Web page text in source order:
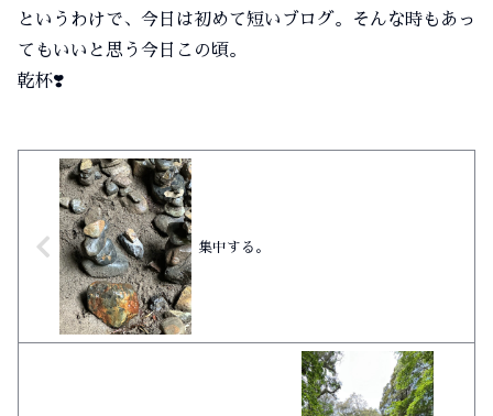
というわけで、今日は初めて短いブログ。そんな時もあっ
てもいいと思う今日この頃。
乾杯❣️
集中する。